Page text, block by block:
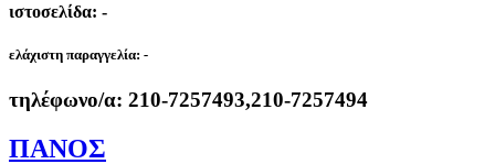
ιστοσελίδα: -
ελάχιστη παραγγελία: -
τηλέφωνο/α: 210-7257493,210-7257494
ΠΑΝΟΣ